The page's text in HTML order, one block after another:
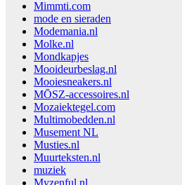
Mimmti.com
mode en sieraden
Modemania.nl
Molke.nl
Mondkapjes
Mooideurbeslag.nl
Mooiesneakers.nl
MŌSZ-accessoires.nl
Mozaiektegel.com
Multimobedden.nl
Musement NL
Musties.nl
Muurteksten.nl
muziek
Myzenful.nl